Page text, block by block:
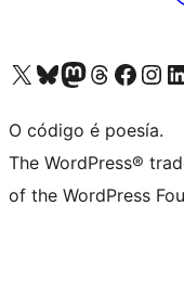
Visita la cuenta de X (anteriormente Twitter)
Visita a nosa conta de Bluesky
Visita a nosa conta de Mastodon
Visita a nosa conta de
Visita a nosa
Visita a
O código é poesía.
The WordPress®
of the WordPress